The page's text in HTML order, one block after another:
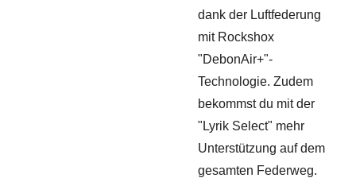
dank der Luftfederung
mit Rockshox
"DebonAir+"-
Technologie. Zudem
bekommst du mit der
"Lyrik Select" mehr
Unterstützung auf dem
gesamten Federweg.